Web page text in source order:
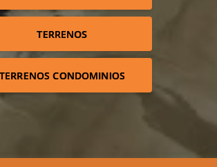
TERRENOS
TERRENOS CONDOMINIOS